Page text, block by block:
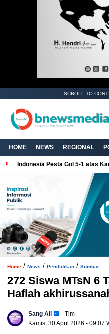
SCROLL TO
HOME NEWS REGIONAL
Indonesia Pesta Gol 5-1 atas
Home / News / Pendidikan / Sumbar
272 Siswa MTsN 6
Haflah
Sang Ali
- Tim
Kamis, 30 April 2026 - 09:07
. Ukuran gambar 480px x